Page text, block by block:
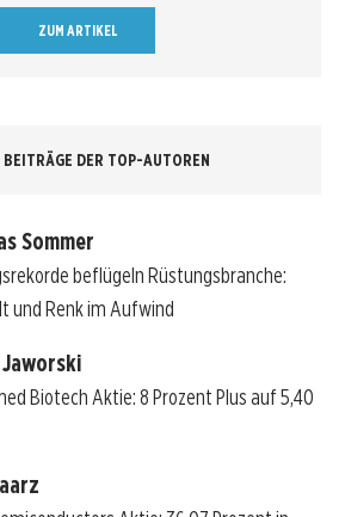
ZUM ARTIKEL
BEITRÄGE DER TOP-AUTOREN
Sommer
beflügeln Rüstungsbranche:
und Renk im Aufwind
Biotech Aktie: 8 Prozent Plus auf 5,40